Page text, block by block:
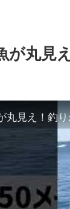
が丸見
丸見え！釣